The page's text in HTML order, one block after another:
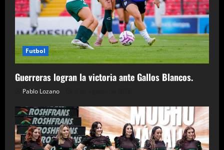
Futbol
Guerreras logran la victoria ante Gallos Blancos.
Pablo Lozano